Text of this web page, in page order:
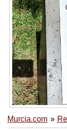
Murcia.com